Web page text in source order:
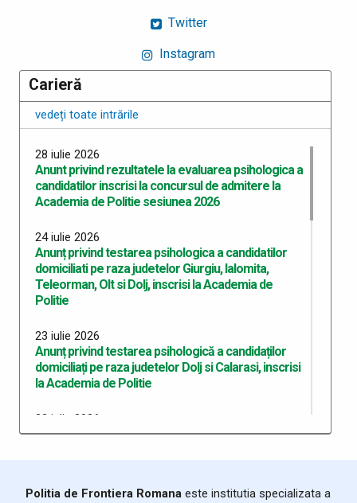
Twitter
Instagram
Carieră
vedeți toate intrările
28 iulie 2026
Anunt privind rezultatele la evaluarea psihologica a
candidatilor inscrisi la concursul de admitere la
Academia de Politie sesiunea 2026
24 iulie 2026
Anunț privind testarea psihologica a candidatilor
domiciliati pe raza judetelor Giurgiu, Ialomita,
Teleorman, Olt si Dolj, inscrisi la Academia de
Politie
23 iulie 2026
Anunț privind testarea psihologică a candidaților
domiciliați pe raza judetelor Dolj si Calarasi, inscrisi
la Academia de Politie
22 iulie 2026
Anunț privind testarea psihologică a candidaților
Politia de Frontiera Romana este institutia specializata a